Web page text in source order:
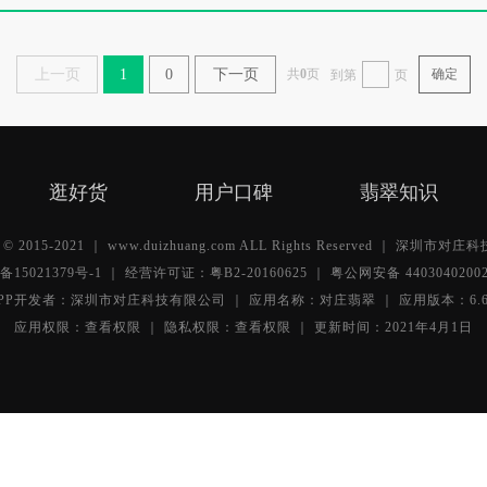
上一页 1 0 下一页 共0页 到第 页 确定
逛好货 用户口碑 翡翠知识
2015-2021 ｜ www.duizhuang.com ALL Rights Reserved ｜ 深圳市对庄科
15021379号-1
｜ 经营许可证：粤B2-20160625 ｜ 粤公网安备
开发者：深圳市对庄科技有限公司 ｜ 应用名称：对庄翡翠 ｜ 应用版本：
应用权限： 查看权限 ｜ 隐私权限： 查看权限 ｜ 更新时间：2021年4月1日